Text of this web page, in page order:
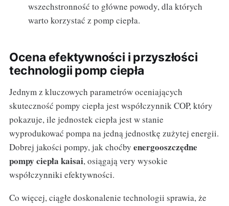
wszechstronność to główne powody, dla których
warto korzystać z pomp ciepła.
Ocena efektywności i przyszłości
technologii pomp ciepła
Jednym z kluczowych parametrów oceniających
skuteczność pompy ciepła jest współczynnik COP, który
pokazuje, ile jednostek ciepła jest w stanie
wyprodukować pompa na jedną jednostkę zużytej energii.
Dobrej jakości pompy, jak choćby energooszczędne
pompy ciepła kaisai, osiągają very wysokie
współczynniki efektywności.
Co więcej, ciągłe doskonalenie technologii sprawia, że